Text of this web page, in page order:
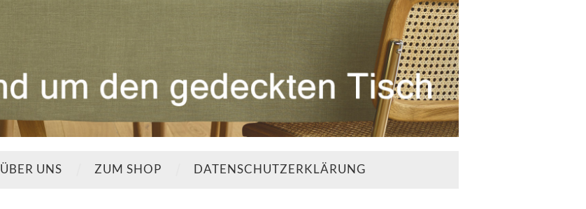
ÜBER UNS ZUM SHOP DATENSCHUTZERKLÄRUNG